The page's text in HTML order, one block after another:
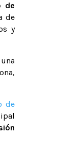
de
de
y
de